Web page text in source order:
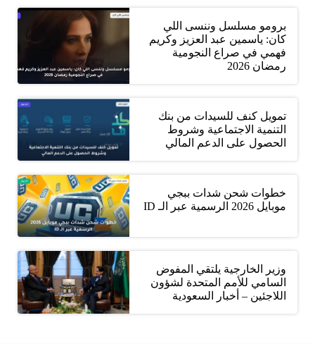
برومو مسلسل وننسى اللي
كان: ياسمين عبد العزيز وكريم
فهمي في صراع النجومية
رمضان 2026
تمويل كنف للسيدات من بنك
التنمية الاجتماعية وشروط
الحصول على الدعم المالي
خطوات شحن شدات ببجي
موبايل 2026 الرسمية عبر الـ ID
وزير الخارجية يلتقي المفوض
السامي للأمم المتحدة لشؤون
اللاجئين – أخبار السعودية